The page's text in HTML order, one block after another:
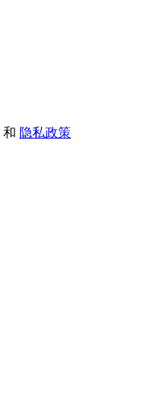
和 隐私政策